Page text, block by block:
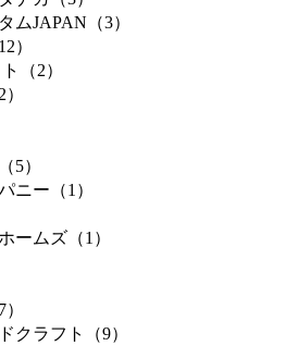
ムJAPAN（3）
）
（2）
5）
ニー（1）
ームズ（1）
クラフト（9）